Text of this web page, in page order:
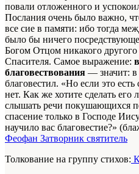
повали отложенного и
Послания очень было важно,
все сие в памяти: ибо тогда
было бы ничего
Богом Отцом никакого
Спасителя. Самое выражение:
благовествования — значит: в
благовестил. «Но если это
нет. Как же хотите сделать
слышать речи покушающихся
спасение только в Господе
научило вас благовестие?»
Феофан Затворник святитель
Толкование на группу стихов: